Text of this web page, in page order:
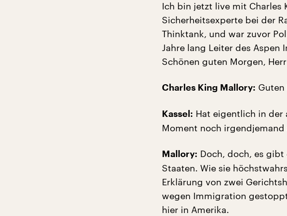
Ich bin jetzt live mit Charles
Sicherheitsexperte bei der
Thinktank, und war zuvor
Jahre lang Leiter des Aspen
Schönen guten Morgen,
Charles King Mallory: Guten
Kassel: Hat eigentlich in der
Moment noch irgendjemand
Mallory: Doch, doch, es
Staaten. Wie sie
Erklärung von zwei
wegen Immigration
hier in Amerika.